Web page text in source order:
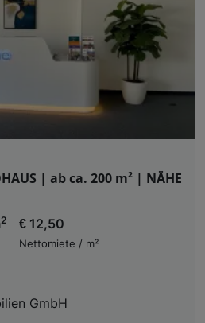
| ab ca. 200 m² | NÄHE
2
€ 12,50
Nettomiete / m²
GmbH